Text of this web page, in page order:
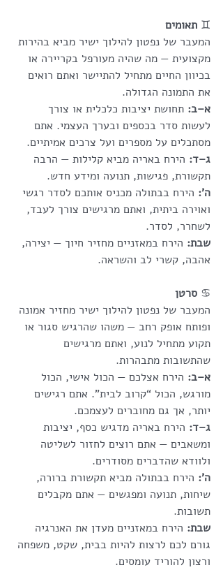
♊ תאומים
המעבר של נפטון להילוך ישיר מביא בהירות
מקצועית — מה שהיה מעורפל בקריירה או
בכיוון החיים מתחיל להתיישר ואתם רואים
את התמונה הגדולה.
א–ב: תחושת יציבות כלכלית או צורך
לעשות סדר בכספים ובערך העצמי. אתם
מסתכלים על מספרים ועל צרכים אמיתיים.
ג–ד: הירח באריה מביא קלילות — הרבה
תקשורת, פגישות, תנועה ומידע חדש.
ה’: הירח בבתולה מכניס אותכם לסדר רגשי
ואוירה ביתית, ואתם מרגישים צורך לעבד,
לשחרר, לסדר.
שבת: הירח במאזניים מחזיר חיוך — יצירה,
אהבה, קשרי לב והשראה.
♋ סרטן
המעבר של נפטון להילוך ישיר מחזיר אמונה
ופותח אופק רחב — משהו שהרגיש סגור או
תקוע מתחיל לנוע, ואתם מרגישים
שהתשובות מתבהרות.
א–ב: הירח אצלכם — הכול אישי, הכול
מורגש, הכול “קרוב לבית”. אתם רגישים
יותר, אך גם מחוברים לעצמכם.
ג–ד: הירח באריה מדגיש כסף, יציבות
ומשאבים — אתם רוצים לחזור לשליטה
ולוודא שהדברים מסודרים.
ה’: הירח בבתולה מביא תקשורת ברורה,
שיחות, תנועה ומפגשים — אתם מקבלים
תשובות.
שבת: הירח במאזניים מעדן את האנרגיה
גורם לכם לרצות להיות בבית, שקט, משפחה
ורצון להוריד עומסים.